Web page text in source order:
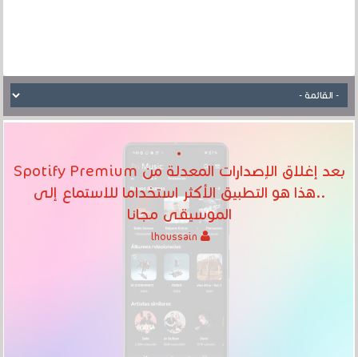
بعد إغلاق الإصدارات المعدلة من Spotify Premium
..هذا هو التطبيق الأكثر استخداما للاستماع إلى
الموسيقى مجانا